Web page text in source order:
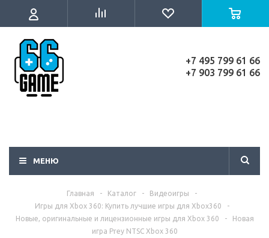
+7 495 799 61 66
+7 903 799 61 66
МЕНЮ
Главная - Каталог - Видеоигры
-
Игры для Xbox 360: Купить лучшие игры для Xbox360
-
Новые, оригинальные и лицензионные игры для Xbox 360
-
Новая
игра Prey NTSC Xbox 360